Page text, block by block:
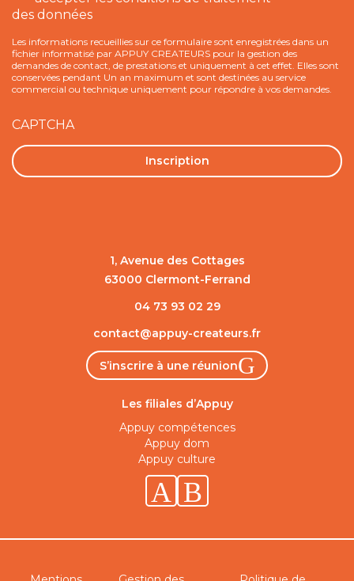
données *
des données
Les informations recueillies sur ce formulaire sont enregistrées dans un
fichier informatisé par APPUY CREATEURS pour la gestion des
demandes de contact, de prestations et uniquement à cet effet. Elles sont
conservées pendant Un an maximum et sont destinées au service
commercial ou technique uniquement pour répondre à vos demandes.
CAPTCHA
1, Avenue des Cottages
63000 Clermont-Ferrand
04 73 93 02 29
contact@appuy-createurs.fr
S’inscrire à une réunion
Les filiales d’Appuy
Appuy compétences
Appuy dom
Appuy culture